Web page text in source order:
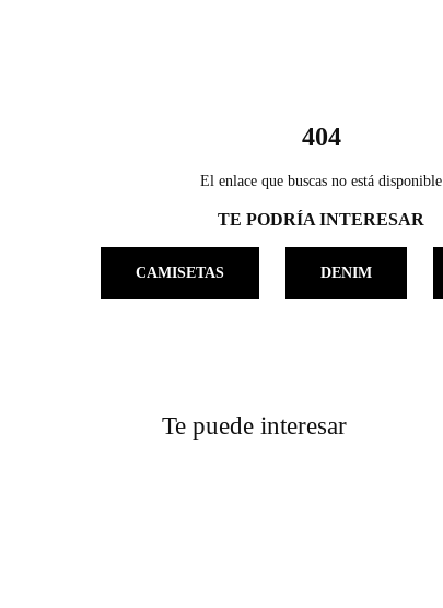
404
El enlace que buscas no está disponible
TE PODRÍA INTERESAR
CAMISETAS DENIM
Te puede interesar